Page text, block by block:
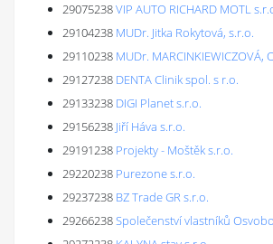
29075238VIP AUTO RICHARD MOTL
29104238 MUDr. Jitka Rokytová, s.r.o.
29110238 MUDr. MARCINKIEWICZOVÁ,
29127238 DENTA Clinik spol. s r.o.
29133238 DIGI Planet s.r.o.
29156238 Jiří Háva s.r.o.
29191238 Projekty - Moštěk s.r.o.
29220238 Purezone s.r.o.
29237238 BZ Trade GR s.r.o.
29266238Společenství vlastníků